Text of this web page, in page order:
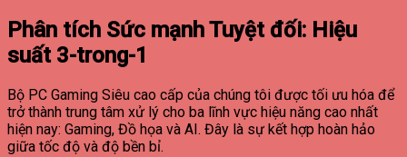
Phân tích Sức mạnh Tuyệt đối: Hiệu
suất 3-trong-1
Bộ PC Gaming Siêu cao cấp của chúng tôi được tối ưu hóa để
trở thành trung tâm xử lý cho ba lĩnh vực hiệu năng cao nhất
hiện nay: Gaming, Đồ họa và AI. Đây là sự kết hợp hoàn hảo
giữa tốc độ và độ bền bỉ.